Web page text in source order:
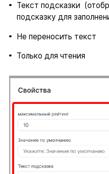
Текст подсказки
подсказку для
Не переносить текст
Только для чтения